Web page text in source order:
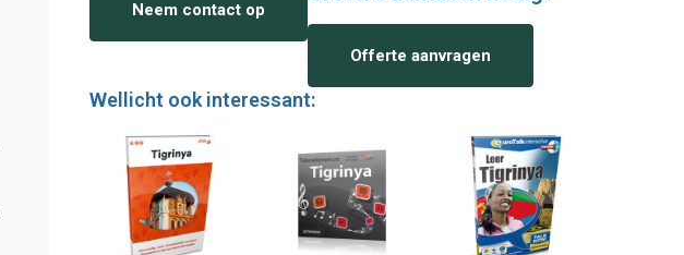
Neem contact op
Offerte aanvragen
Wellicht ook interessant: